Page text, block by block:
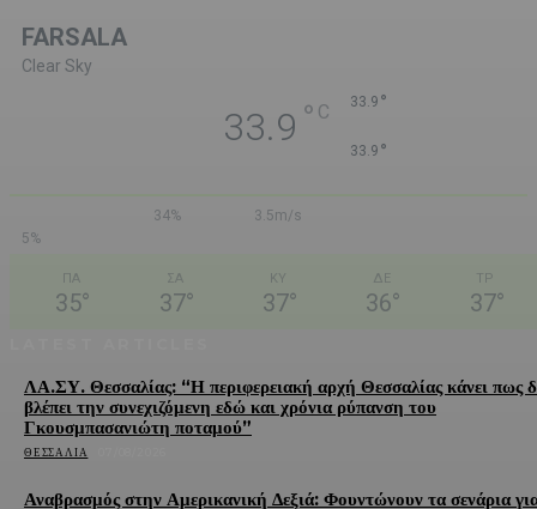
FARSALA
Clear Sky
33.9 ° C 33.9 °
33.9 °
34%
3.5m/s
5%
ΠΑ
35°
ΣΑ
37°
ΚΥ
37°
ΔΕ
36°
ΤΡ
37°
ΛΑ.ΣΥ. Θεσσαλίας: “Η περιφερειακή αρχή Θεσσαλίας κάνει πως
βλέπει την συνεχιζόμενη εδώ και χρόνια ρύπανση του
Γκουσμπασανιώτη ποταμού”
ΘΕΣΣΑΛΊΑ
Αναβρασμός στην Αμερικανική Δεξιά: Φουντώνουν τα σενάρια